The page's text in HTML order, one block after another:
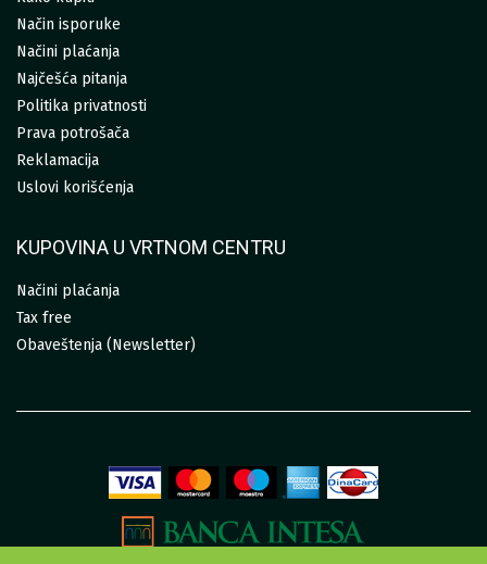
Način isporuke
Načini plaćanja
Najčešća pitanja
Politika privatnosti
Prava potrošača
Reklamacija
Uslovi korišćenja
KUPOVINA U VRTNOM CENTRU
Načini plaćanja
Tax free
Obaveštenja (Newsletter)